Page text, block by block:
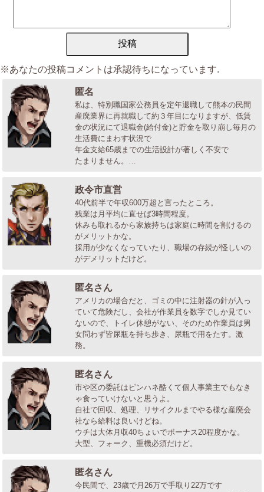
※あなたの投稿コメントは承認待ちになっています.
匿名
私は、特別職国家公務員を定年退職して熊本の民間
産廃業界に再就職して約３年目になりますが、低賃
金の状況にて退職金(給付金)と貯金を取り崩し毎月の
生活費にまわす状況で
年金支給65歳までの生活設計が著しく不安で
たまりません。…
政令市直営
40代前半で年収600万超と言ったところ。
残業は月平均に直せば3時間程度。
休みも取れるから家族持ちは家庭に時間を割けるの
がメリットかな。
採用が少なくなっていたり、職場の存続が怪しいの
がデメリットだけど。
匿名さん
アメリカの場合だと、ゴミの中に注射器の針が入っ
ていて危険だし、会社が作業員を数字でしか見てい
ないので、トイレ休憩がない、そのため作業員は男
女問わず皆尿瓶を持ち歩き、尿瓶で用をたす。激
務。
匿名さん
市や区の委託はピンハネ酷くて個人事業主でもなき
ゃ食っていけないと思うよ。
自社で回収、処理、リサイクルまでやる様な産廃会
社なら給料は良いけどね。
ウチは大体月収40ちょいでボーナス20程度かな。
大型、フォーク、重機必須だけど。
匿名さん
今民間で、23歳で月26万で手取り22万です